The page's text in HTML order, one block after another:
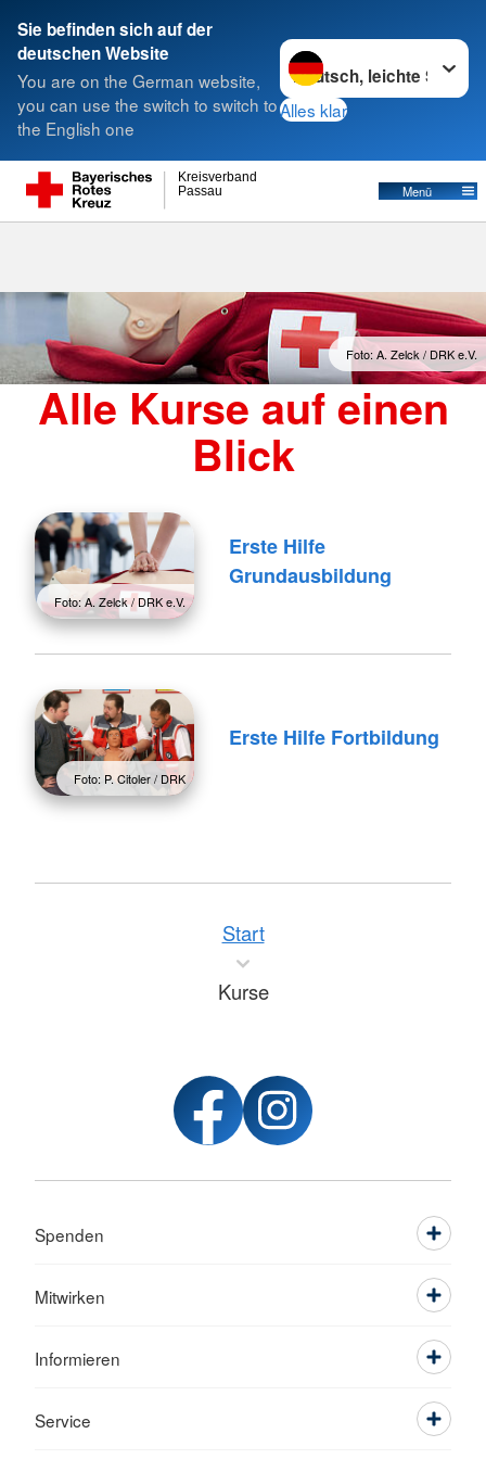
Sie befinden sich auf der
deutschen Website
You are on the German website,
you can use the switch to switch to
the English one
Sprache wechseln zu
Alles klar
Passau
Kreisverband
Menü
Suche
Foto: A. Zelck / DRK e.V.
Alle Kurse auf einen
Blick
Foto: A. Zelck / DRK e.V.
Erste Hilfe
Grundausbildung
Foto: P. Citoler / DRK
Erste Hilfe Fortbildung
Start
Kurse
Spenden
Mitwirken
Informieren
Service